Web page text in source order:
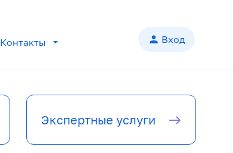
Контакты person Вход
Экспертные услуги